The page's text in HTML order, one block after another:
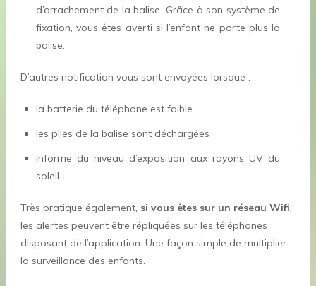
d’arrachement de la balise. Grâce à son système de
fixation, vous êtes averti si l’enfant ne porte plus la
balise.
D’autres notification vous sont envoyées lorsque :
la batterie du téléphone est faible
les piles de la balise sont déchargées
informe du niveau d’exposition aux rayons UV du
soleil
Très pratique également, si vous êtes sur un réseau Wifi,
les alertes peuvent être répliquées sur les téléphones
disposant de l’application. Une façon simple de multiplier
la surveillance des enfants.